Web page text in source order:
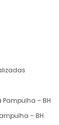
– BH
– BH